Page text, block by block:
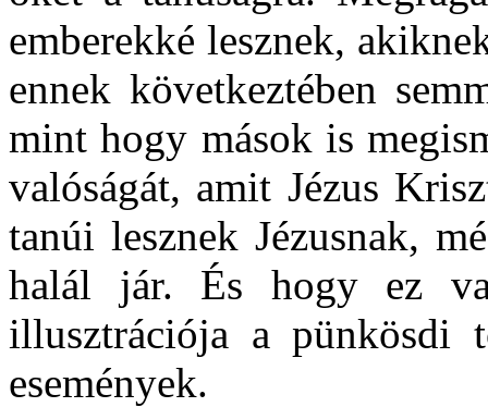
emberekké lesznek,
ennek következtében
mint hogy mások is
valóságát, amit Jézus
tanúi lesznek Jézusnak,
halál jár. És hogy ez
illusztrációja a pünkösdi
események.